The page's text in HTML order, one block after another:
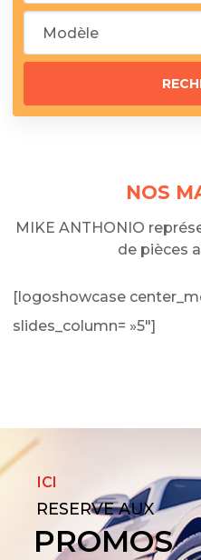
NOS
MIKE ANTHONIO
de pièces
[logoshowcase
slides_column= »5″]
ICI
RESERVE AUX
PROMOS